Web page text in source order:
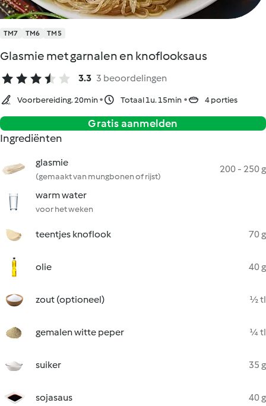
TM7 TM6 TM5
Glasmie met garnalen en knoflooksaus
3.3 3 beoordelingen
Voorbereiding. 20min Totaal 1u. 15min 4 porties
Gratis aanmelden
Ingrediënten
glasmie
(gemaakt van mungbonen of rijst)
200 - 250 g
warm water
voor het weken
teentjes knoflook 70 g
olie 40 g
zout (optioneel) ½ tl
gemalen witte peper ¼ tl
suiker 35 g
sojasaus 40 g